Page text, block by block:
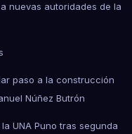
nuevas autoridades de la
paso a la construcción
Núñez Butrón
UNA Puno tras segunda